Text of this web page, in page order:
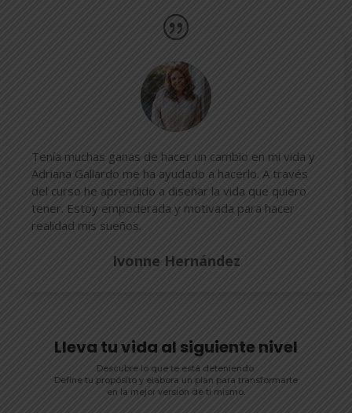
Tenía muchas ganas de hacer un cambio en mi vida y
Adriana Gallardo me ha ayudado a hacerlo. A través
del curso he aprendido a diseñar la vida que quiero
tener. Estoy empoderada y motivada para hacer
realidad mis sueños.
Ivonne Hernández
Lleva tu vida al siguiente nivel
Descubre lo que te está deteniendo.
Define tu propósito y elabora un plan para transformarte
en la mejor versión de ti mismo.